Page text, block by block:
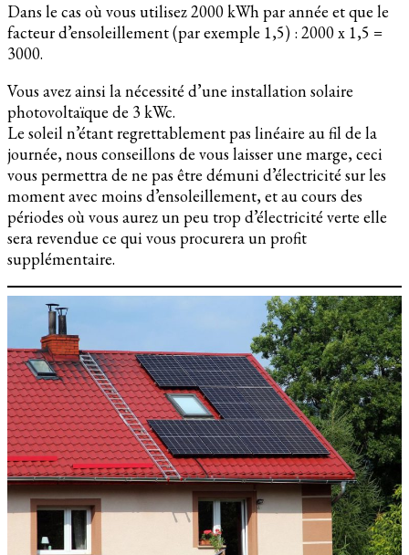
Dans le cas où vous utilisez 2000 kWh par année et que le
facteur d’ensoleillement (par exemple 1,5) : 2000 x 1,5 =
3000.
Vous avez ainsi la nécessité d’une installation solaire
photovoltaïque de 3 kWc.
Le soleil n’étant regrettablement pas linéaire au fil de la
journée, nous conseillons de vous laisser une marge, ceci
vous permettra de ne pas être démuni d’électricité sur les
moment avec moins d’ensoleillement, et au cours des
périodes où vous aurez un peu trop d’électricité verte elle
sera revendue ce qui vous procurera un profit
supplémentaire.